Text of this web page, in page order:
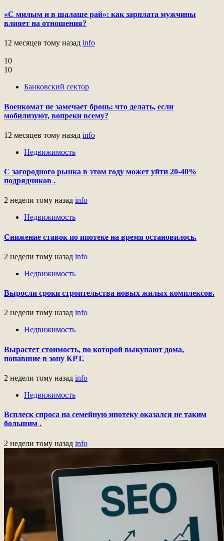
«С милым и в шалаше рай»: как зарплата мужчины
влияет на отношения?
12 месяцев тому назад info
10
10
Банковский сектор
Военкомат не замечает бронь: что делать, если
мобилизуют, вопреки всему?
12 месяцев тому назад info
Недвижимость
С загородного рынка в этом году может уйти 20-40%
подрядчиков .
2 недели тому назад info
Недвижимость
Снижение ставок по ипотеке на время остановилось.
2 недели тому назад info
Недвижимость
Выросли сроки строительства новых жилых комплексов.
2 недели тому назад info
Недвижимость
Вырастет стоимость, по которой выкупают дома,
попавшие в зону КРТ.
2 недели тому назад info
Недвижимость
Всплеск спроса на семейную ипотеку оказался не таким
большим .
2 недели тому назад info